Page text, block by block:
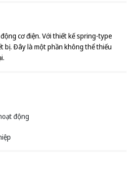
cơ điện. Với thiết kế spring-type
bị. Đây là một phần không thể thiếu
động